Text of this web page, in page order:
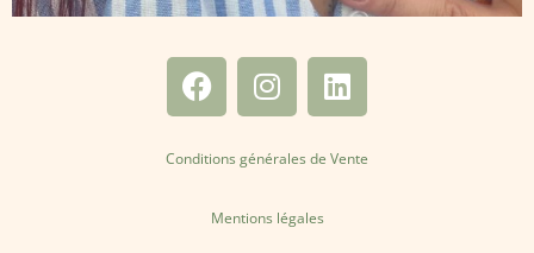
Conditions générales de Vente
Mentions légales